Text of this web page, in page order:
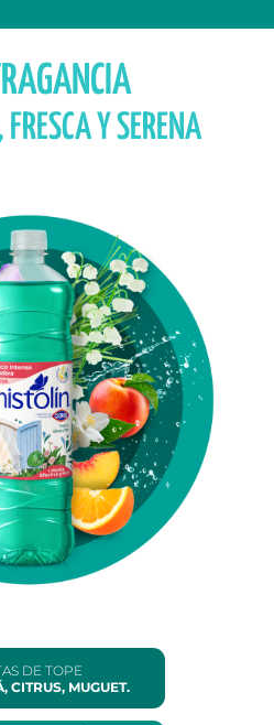
Y SERENA
DE TOPE
CITRUS, MUGUET.